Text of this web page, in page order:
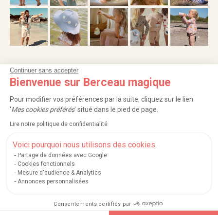
Continuer sans accepter
Bienvenue sur Berceau magique
Pour modifier vos préférences par la suite, cliquez sur le lien
'Mes cookies préférés' situé dans le pied de page.
Lire notre politique de confidentialité
Voici pourquoi nous utilisons des cookies.
Partage de données avec Google
Cookies fonctionnels
Mesure d'audience & Analytics
Annonces personnalisées
Consentements certifiés par
NOS SERVICES
À PROPOS
LISTES CADEAUX
Service après-vente|FAQ|Rappels de produits|Protection des données